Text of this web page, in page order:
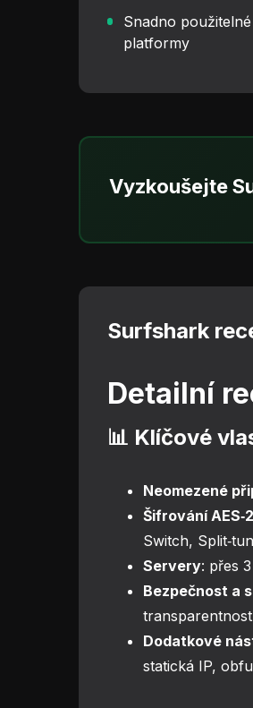
Snadno
platformy
Vyzkoušejte
Surfshark
Detailní
📊 Klíčové
Neomezené
Šifrování
Switch,
Servery: přes
Bezpečnost a
Dodatkové
statická IP,